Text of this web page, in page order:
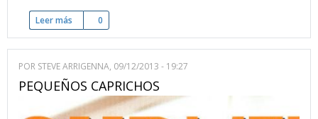
Leer más sobre Conservar el vino. Presorvac
0
POR STEVE ARRIGENNA, 09/12/2013 - 19:27
PEQUEÑOS CAPRICHOS